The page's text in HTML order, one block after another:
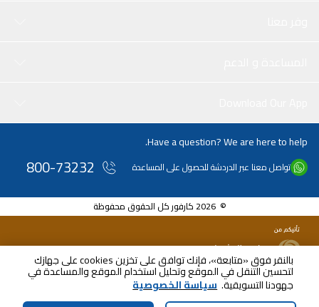
بالنقر فوق «متابعة»، فإنك توافق على تخزين cookies على جهازك
لتحسين التنقل في الموقع وتحليل استخدام الموقع والمساعدة في
جهودنا التسويقية. سياسة الخصوصية AED15.00
شامل ضريبة القيمة المضافة
Have a question? We are here to help.
تواصل معنا عبر الدردشة للحصول على المساعدة 800-73232
© 2026 كارفور كل الحقوق محفوظة